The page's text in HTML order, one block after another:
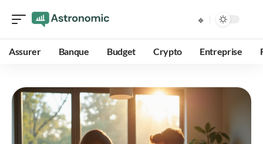
Assurer Banque Budget Crypto Entreprise